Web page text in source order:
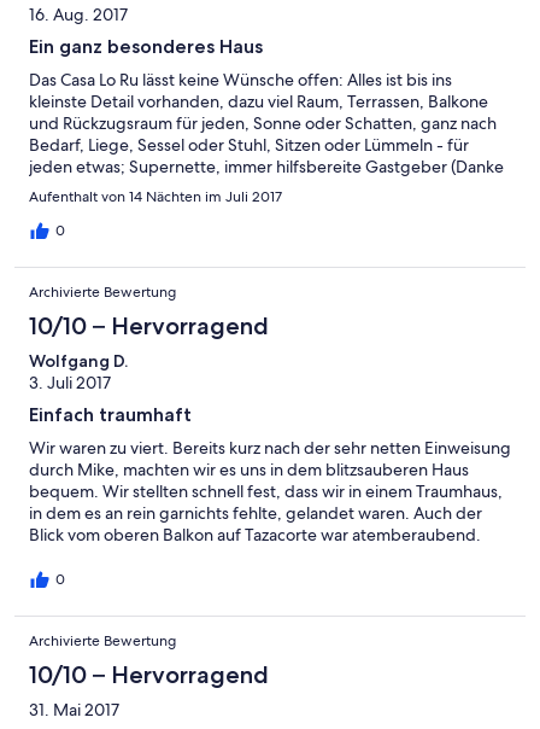
16. Aug. 2017
Ein ganz besonderes Haus
Das Casa Lo Ru lässt keine Wünsche offen: Alles ist bis ins
kleinste Detail vorhanden, dazu viel Raum, Terrassen, Balkone
und Rückzugsraum für jeden, Sonne oder Schatten, ganz nach
Bedarf, Liege, Sessel oder Stuhl, Sitzen oder Lümmeln - für
jeden etwas; Supernette, immer hilfsbereite Gastgeber (Danke
Frau Ladner), eine zuverlässige Betreuung vor Ort (Danke
wöchentliche Reinigung wäre möglich gewesen; Ein toller Blick
es gern abgeschieden möchte, ist hier nicht wirklich gut
aufgehoben; Von den Nachbarn haben wir allerdings in den
ganzen 2 Wochen kaum etwas gesehen oder gehört, da sind
die Frösche aus dem nahe gelegnenen Bassin deutlich lauter :-).
La Palma ist eine wunderschöne Insel, alles in allem: Wir haben
unseren Urlaub sehr genossen und werden gern
wiederkommen.
Aufenthalt von 14 Nächten im Juli 2017
0
Archivierte Bewertung
10/10 – Hervorragend
Wolfgang D.
3. Juli 2017
Einfach traumhaft
Wir waren zu viert. Bereits kurz nach der sehr netten Einweisung
durch Mike, machten wir es uns in dem blitzsauberen Haus
bequem. Wir stellten schnell fest, dass wir in einem Traumhaus,
in dem es an rein garnichts fehlte, gelandet waren. Auch der
Blick vom oberen Balkon auf Tazacorte war atemberaubend.
durch das wunderschöne Haus, in dem man sich von der ersten
weiterempfehlen. Vielen Dank an Sabine und Stefan. Wir
werden bestimmt wieder kommen.
0
Archivierte Bewertung
10/10 – Hervorragend
31. Mai 2017